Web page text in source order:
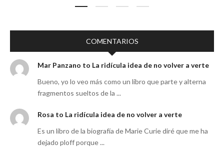
COMENTARIOS
Mar Panzano to La ridícula idea de no volver a verte
Bueno, yo lo veo más como un libro que parte y alterna
fragmentos sueltos de la ...
Rosa to La ridícula idea de no volver a verte
Es un libro de la biografía de Marie Curie diré que me ha
dejado ploff porque ...